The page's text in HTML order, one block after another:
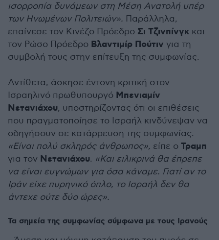
ισορροπία δυνάμεων στη Μέση Ανατολή υπέρ
των Ηνωμένων Πολιτειών». Παράλληλα,
επαίνεσε τον Κινέζο Πρόεδρο Σι Τζινπίνγκ και
τον Ρώσο Πρόεδρο Βλαντιμίρ Πούτιν για τη
συμβολή τους στην επίτευξη της συμφωνίας.
Αντίθετα, άσκησε έντονη κριτική στον
Ισραηλινό πρωθυπουργό Μπενιαμίν
Νετανιάχου, υποστηρίζοντας ότι οι επιθέσεις
που πραγματοποίησε το Ισραήλ κινδύνεψαν να
οδηγήσουν σε κατάρρευση της συμφωνίας.
«Είναι πολύ σκληρός άνθρωπος», είπε ο Τραμπ
για τον Νετανιάχου. «Και ειλικρινά θα έπρεπε
να είναι ευγνώμων για όσα κάναμε. Γιατί αν το
Ιράν είχε πυρηνικό όπλο, το Ισραήλ δεν θα
άντεχε ούτε δύο ώρες».
Τα σημεία της συμφωνίας σύμφωνα με τους Ιρανούς